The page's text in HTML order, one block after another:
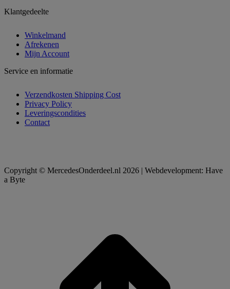
Klantgedeelte
Winkelmand
Afrekenen
Mijn Account
Service en informatie
Verzendkosten Shipping Cost
Privacy Policy
Leveringscondities
Contact
Copyright © MercedesOnderdeel.nl 2026 | Webdevelopment: Have
a Byte